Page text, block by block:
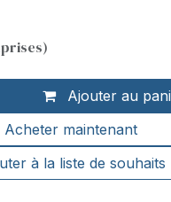
Ajouter au
Acheter maintenant
à la liste de souhaits